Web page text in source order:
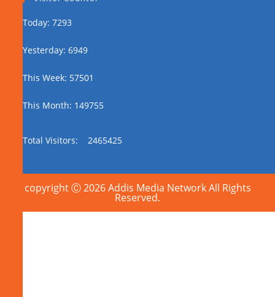
Today: 7293
Yesterday: 6949
This Week: 57501
This Month: 149755
Total Visitors: 2465425
copyright Ⓒ 2026 Addis Media Network All Rights
Reserved.